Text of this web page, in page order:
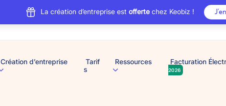
La création d’entreprise est offertechez Keobiz !
Création d’entreprise
Tarif
s
Ressources Facturation
2026